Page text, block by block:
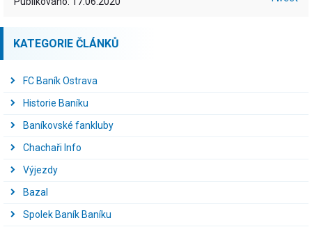
KATEGORIE ČLÁNKŮ
FC Baník Ostrava
Historie Baníku
Baníkovské fankluby
Chachaři Info
Výjezdy
Bazal
Spolek Baník Baníku